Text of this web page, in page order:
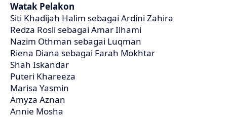
Watak Pelakon
Siti Khadijah Halim sebagai Ardini Zahira
Redza Rosli sebagai Amar Ilhami
Nazim Othman sebagai Luqman
Riena Diana sebagai Farah Mokhtar
Shah Iskandar
Puteri Khareeza
Marisa Yasmin
Amyza Aznan
Annie Mosha